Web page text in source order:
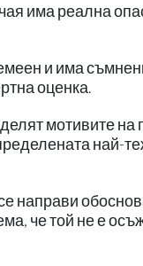
има реална
и има
оценка.
мотивите
най-
направи
че той не е